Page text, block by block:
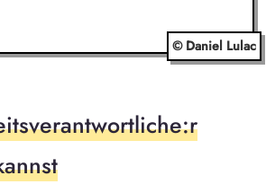
© Daniel Lulac